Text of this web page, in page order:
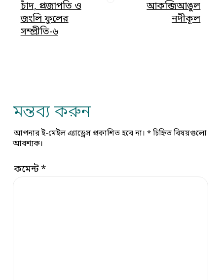
চাঁদ, প্রজাপতি ও
জংলি ফুলের
সম্প্রীতি-৬
আকব্জিআঙুল
নদীকূল
মন্তব্য করুন
আপনার ই-মেইল এ্যাড্রেস প্রকাশিত হবে না। *চিহ্নিত বিষয়গুলো
আবশ্যক।
কমেন্ট*